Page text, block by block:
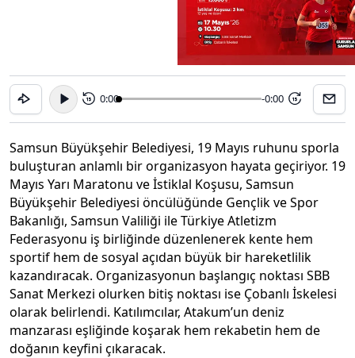
15 0:00 -0:00 15
Samsun Büyükşehir Belediyesi, 19 Mayıs ruhunu sporla
buluşturan anlamlı bir organizasyon hayata geçiriyor. 19
Mayıs Yarı Maratonu ve İstiklal Koşusu, Samsun
Büyükşehir Belediyesi öncülüğünde Gençlik ve Spor
Bakanlığı, Samsun Valiliği ile Türkiye Atletizm
Federasyonu iş birliğinde düzenlenerek kente hem
sportif hem de sosyal açıdan büyük bir hareketlilik
kazandıracak. Organizasyonun başlangıç noktası SBB
Sanat Merkezi olurken bitiş noktası ise Çobanlı İskelesi
olarak belirlendi. Katılımcılar, Atakum’un deniz
manzarası eşliğinde koşarak hem rekabetin hem de
doğanın keyfini çıkaracak.